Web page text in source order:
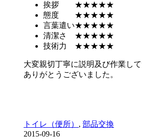
挨拶 ★★★★★
態度 ★★★★★
言葉遣い★★★★★
清潔さ ★★★★★
技術力 ★★★★★
大変親切丁寧に説明及び作業して
ありがとうございました。
トイレ（便所） , 部品交換
2015-09-16